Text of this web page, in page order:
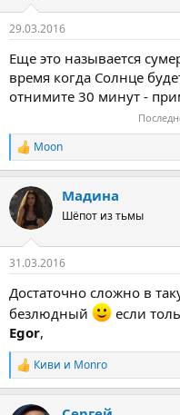
29.03.2016
Еще это называется
время когда Солнце
отнимите 30 минут -
Р
е
к
ц
и
Moon
Мадина
Шёпот из тьмы
31.03.2016
Достаточно сложно в
безлюдный
если
Egor,
Р
е
Киви и Monro